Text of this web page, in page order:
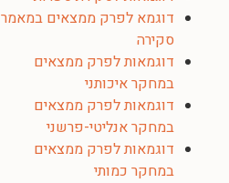
דוגמא לפרק ממצאים במאמר
סקירה
דוגמאות לפרק ממצאים
במחקר איכותני
דוגמאות לפרק ממצאים
במחקר אנליטי-פרשני
דוגמאות לפרק ממצאים
במחקר כמותי